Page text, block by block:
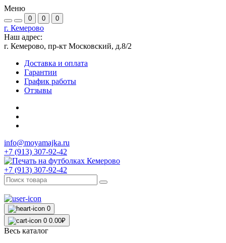
Меню
0 0 0
г. Кемерово
Наш адрес:
г. Кемерово, пр-кт Московский, д.8/2
Доставка и оплата
Гарантии
График работы
Отзывы
info@moyamajka.ru
+7 (913) 307-92-42
+7 (913) 307-92-42
0
0 0.00₽
Весь каталог